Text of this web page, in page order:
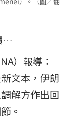
…
）報導：
文本，伊朗
解方作出回
。